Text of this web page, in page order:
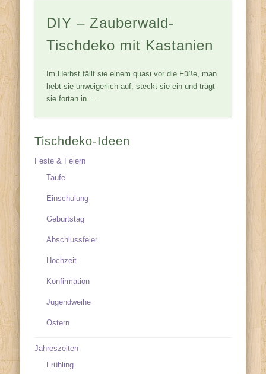
DIY – Zauberwald-
Tischdeko mit Kastanien
Im Herbst fällt sie einem quasi vor die Füße, man
hebt sie unweigerlich auf, steckt sie ein und trägt
sie fortan in …
Tischdeko-Ideen
Feste & Feiern
Taufe
Einschulung
Geburtstag
Abschlussfeier
Hochzeit
Konfirmation
Jugendweihe
Ostern
Jahreszeiten
Frühling